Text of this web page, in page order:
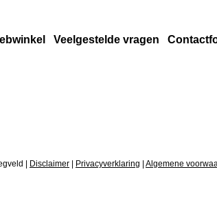
Veelgestelde vragen
| Disclaimer Privacyverklaring Algemene